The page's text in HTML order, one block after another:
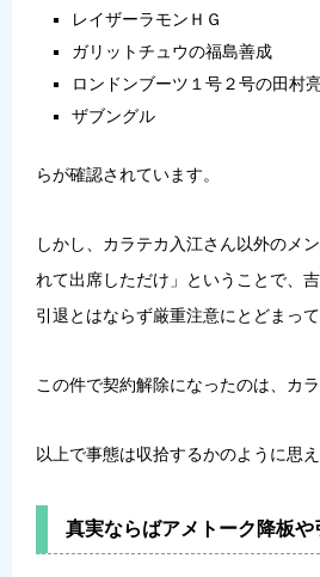
レイザーラモンＨＧ
ガリットチュウの福島善成
ロンドンブーツ１号２号の田村
ザブングル
らが確認されています。
しかし、カラテカ入江さん以外のメ
れて出席しただけ」ということで、
引退とはならず厳重注意にとどまって
この件で契約解除になったのは、カ
以上で事態は収拾するかのように思
真実ならばアメトーク降板や